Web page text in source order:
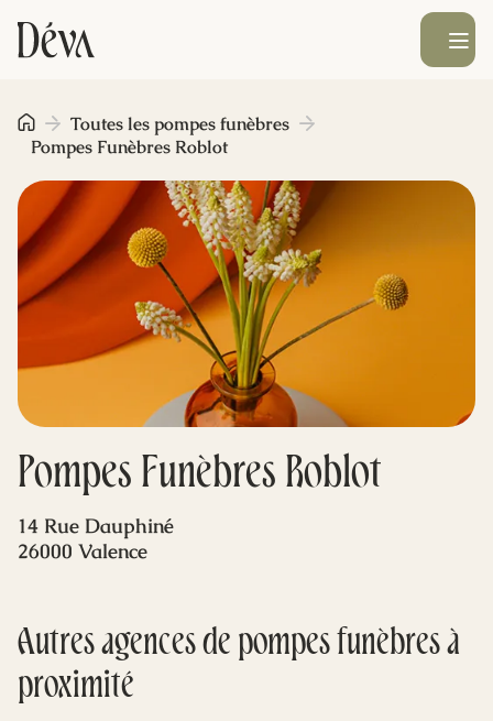
Obsèques
Prévoyance
Monument funéraire
Livraison de fleurs
Blog
Ouvrir le
Pompes Funèbres Roblot
Toutes les pompes funèbres
Pompes Funèbres Roblot
14 Rue Dauphiné
26000 Valence
Autres agences de pompes funèbres à
proximité